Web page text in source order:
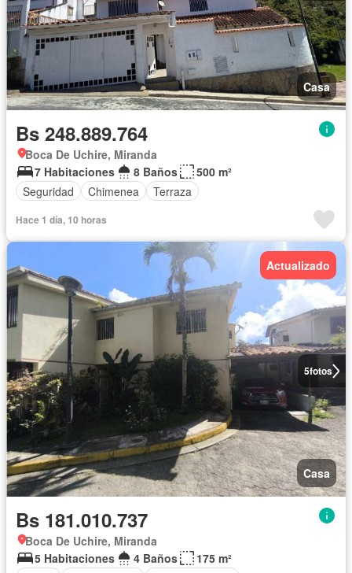
Casa
Bs 248.889.764
Boca De Uchire, Miranda
7 Habitaciones
8 Baños
500 m²
Seguridad
Chimenea Terraza
Hace 1 día, 10 horas
5fotos
Actualizado
Casa
Bs 181.010.737
Boca De Uchire, Miranda
5 Habitaciones
4 Baños
175 m²